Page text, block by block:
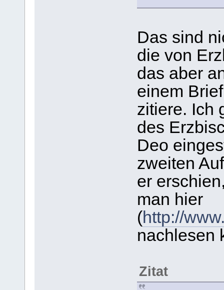
Das sind
die von
das aber
einem
zitiere. Ich
des
Deo
zweiten
er
man hier
(http://
nachlesen
Zitat